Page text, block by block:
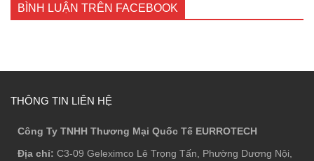
BÌNH LUẬN TRÊN FACEBOOK
THÔNG TIN LIÊN HỆ
Công Ty TNHH Thương Mại Quốc Tế EURROTECH
Địa chỉ: C3-09 Geleximco Lê Trọng Tấn, Phường Dương Nội,